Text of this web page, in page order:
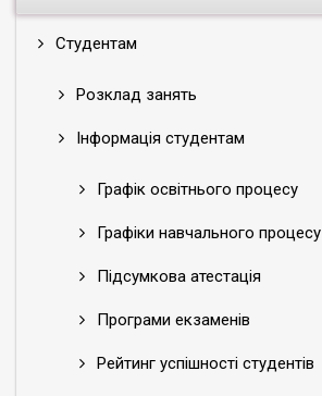
Студентам
Розклад занять
Інформація студентам
Графік освітнього процесу
Графіки навчального процесу
Підсумкова атестація
Програми екзаменів
Рейтинг успішності студентів